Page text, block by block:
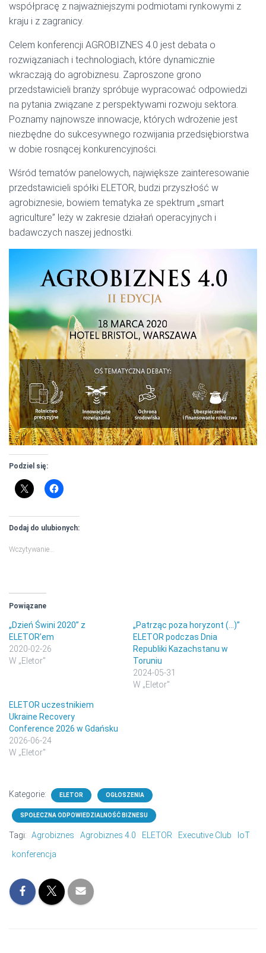
współpracę z najważniejszymi podmiotami rynkowymi z
kraju i z zagranicy.
Celem konferencji AGROBIZNES 4.0 jest debata o
rozwiązaniach i technologiach, które dynamicznie
wkraczają do agrobiznesu. Zaproszone grono
przedstawicieli branży spróbuje wypracować odpowiedzi
na pytania związane z perspektywami rozwoju sektora.
Poznamy najnowsze innowacje, których wdrożenie jest
niezbędne do sukcesywnego rozwijania przedsiębiorstwa
w dobie rosnącej konkurencyjności.
Wśród tematów panelowych, największe zainteresowanie
przedstawicieli spółki ELETOR, budzi przyszłość w
agrobiznesie, bowiem tematyka ze spektrum „smart
agriculture” leży w zakresie działań operacyjnych i
badawczych naszej jednostki.
Podziel się:
Dodaj do ulubionych:
Wczytywanie…
Powiązane
„Dzień Świni 2020” z
ELETOR’em
2020-02-26
W „Eletor"
„Patrząc poza horyzont (…)”
ELETOR podczas Dnia
Republiki Kazachstanu w
Toruniu
2024-05-31
W „Eletor"
ELETOR uczestnikiem
Ukraine Recovery
Conference 2026 w Gdańsku
2026-06-24
W „Eletor"
Kategorie: ELETOR OGŁOSZENIA
SPOŁECZNA ODPOWIEDZIALNOŚĆ BIZNESU
Tagi: Agrobiznes Agrobiznes 4.0 ELETOR Executive Club
IoT
konferencja